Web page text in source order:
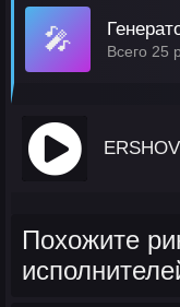
🎤 Всего 25
Похожите